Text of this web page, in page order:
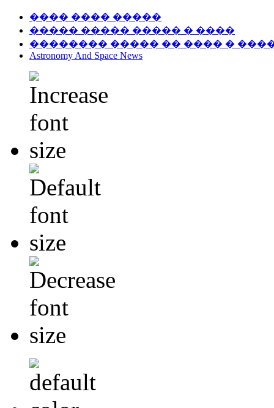
���� ���� �����
����� ����� ����� � ����
�������� ����� �� ���� �
Astronomy And Space News